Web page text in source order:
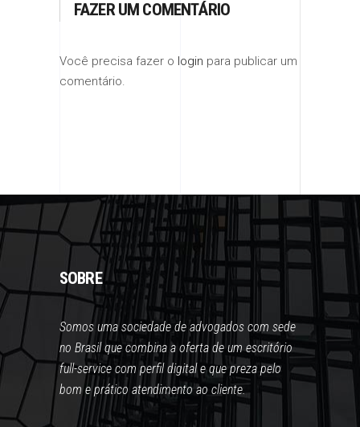
FAZER UM COMENTÁRIO
Você precisa fazer o login para publicar um
comentário.
SOBRE
Somos uma sociedade de advogados com sede
no Brasil que combina a oferta de um escritório
full-service com perfil digital e que preza pelo
bom e prático atendimento ao cliente.